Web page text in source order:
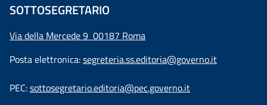
SOTTOSEGRETARIO
Via della Mercede 9 00187 Roma
Posta elettronica:segreteria.ss.editoria@governo.it
PEC:sottosegretario.editoria@pec.governo.it